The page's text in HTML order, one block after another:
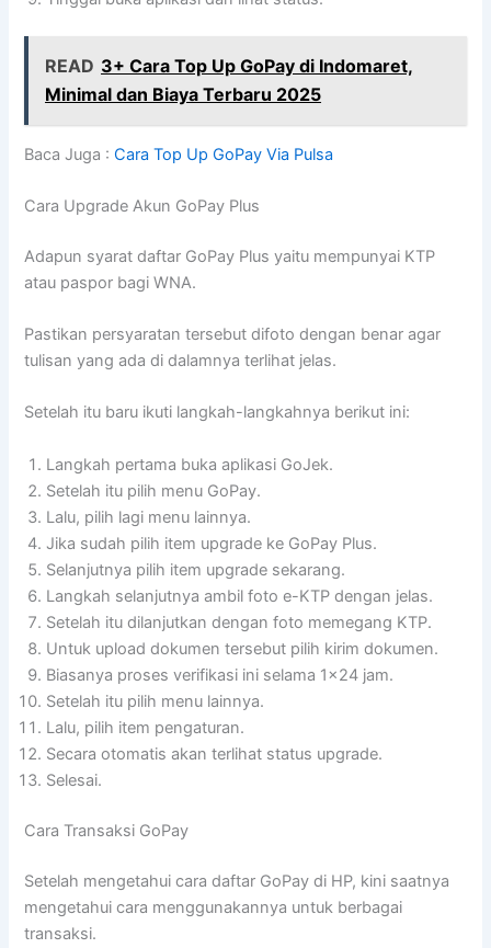
READ 3+ Cara Top Up GoPay di Indomaret,
Minimal dan Biaya Terbaru 2025
Baca Juga :Cara Top Up GoPay Via Pulsa
Cara Upgrade Akun GoPay Plus
Adapun syarat daftar GoPay Plus yaitu mempunyai KTP
atau paspor bagi WNA.
Pastikan persyaratan tersebut difoto dengan benar agar
tulisan yang ada di dalamnya terlihat jelas.
Setelah itu baru ikuti langkah-langkahnya berikut ini:
Langkah pertama buka aplikasi GoJek.
Setelah itu pilih menu GoPay.
Lalu, pilih lagi menu lainnya.
Jika sudah pilih item upgrade ke GoPay Plus.
Selanjutnya pilih item upgrade sekarang.
Langkah selanjutnya ambil foto e-KTP dengan jelas.
Setelah itu dilanjutkan dengan foto memegang KTP.
Untuk upload dokumen tersebut pilih kirim dokumen.
Biasanya proses verifikasi ini selama 1×24 jam.
Setelah itu pilih menu lainnya.
Lalu, pilih item pengaturan.
Secara otomatis akan terlihat status upgrade.
Selesai.
Cara Transaksi GoPay
Setelah mengetahui cara daftar GoPay di HP, kini saatnya
mengetahui cara menggunakannya untuk berbagai
transaksi.